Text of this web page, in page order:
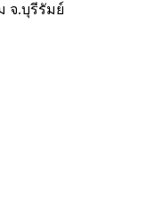
จ.บุรีรัมย์